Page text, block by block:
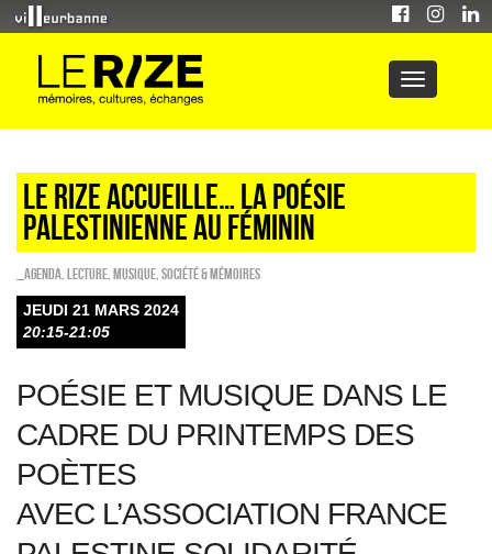
Le Rize accueille… LA POÉSIE
PALESTINIENNE AU FÉMININ
_Agenda Lecture Musique Société & Mémoires
JEUDI 21 MARS 2024
20:15-21:05
POÉSIE ET MUSIQUE DANS LE
CADRE DU PRINTEMPS DES
POÈTES
AVEC L’ASSOCIATION FRANCE